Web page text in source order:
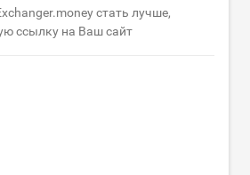
стать лучше,
ссылку на Ваш сайт